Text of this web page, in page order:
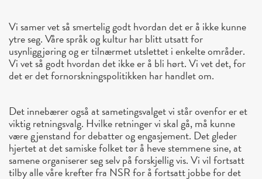
Vi samer vet så smertelig godt hvordan det er å ikke kunne
ytre seg. Våre språk og kultur har blitt utsatt for
usynliggjøring og er tilnærmet utslettet i enkelte områder.
Vi vet så godt hvordan det ikke er å bli hørt. Vi vet det, for
det er det fornorskningspolitikken har handlet om.
Det innebærer også at sametingsvalget vi står ovenfor er et
viktig retningsvalg. Hvilke retninger vi skal gå, må kunne
være gjenstand for debatter og engasjement. Det gleder
hjertet at det samiske folket tør å heve stemmene sine, at
samene organiserer seg selv på forskjellig vis. Vi vil fortsatt
tilby alle våre krefter fra NSR for å fortsatt jobbe for det